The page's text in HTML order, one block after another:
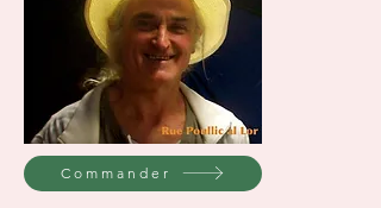
Commander